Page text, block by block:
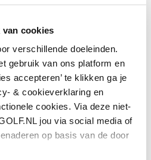
van cookies
verschillende doeleinden.
gebruik van ons platform en
accepteren’ te klikken ga je
& cookieverklaring en
cookies. Via deze niet-
jou via social media of
op basis van de door
voordat hij binnenkort -
starts kan rekenen.
Vince van Veen en
het aantal Nederlanders in
Voor die laatste geldt
Longhitter